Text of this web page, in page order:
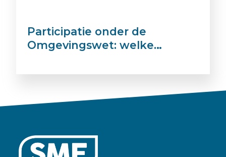
Participatie onder de
Omgevingswet: welke…